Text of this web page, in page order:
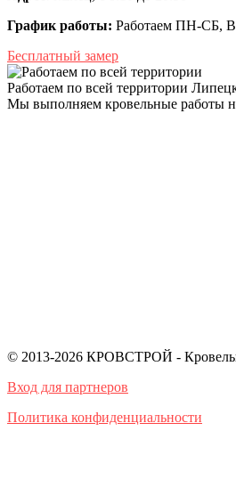
График работы: Работаем ПН-СБ,
Бесплатный замер
Работаем по всей территории
Мы выполняем кровельные работы
© 2013-2026 КРОВСТРОЙ -
Вход для партнеров
Политика конфиденциальности